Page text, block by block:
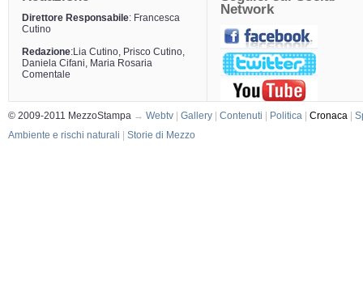
Direttore Responsabile: Francesca
Cutino
Redazione:Lia Cutino, Prisco Cutino,
Daniela Cifani, Maria Rosaria
Comentale
Network
© 2009-2011 MezzoStampa → Webtv Gallery Contenuti Politica Cronaca
Ambiente e rischi naturali Storie di Mezzo